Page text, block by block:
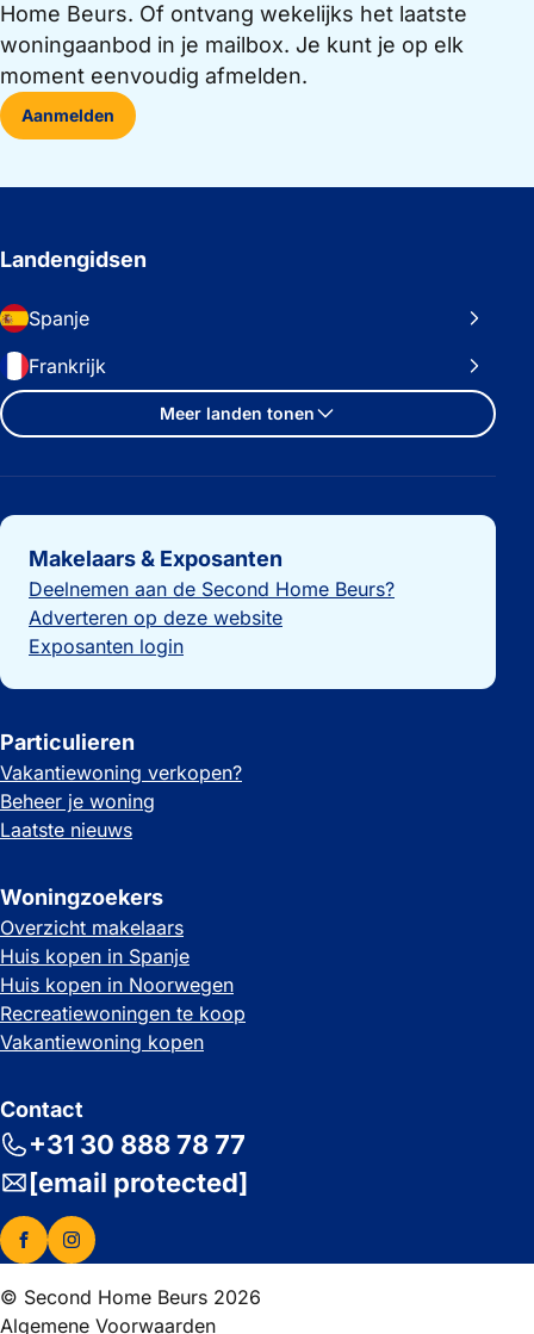
Home Beurs. Of ontvang wekelijks het laatste
woningaanbod in je mailbox. Je kunt je op elk
moment eenvoudig afmelden.
Aanmelden
Landengidsen
Spanje
Frankrijk
Meer landen tonen
Belangrijke links
Makelaars & Exposanten
Deelnemen aan de Second Home Beurs?
Adverteren op deze website
Exposanten login
Particulieren
Vakantiewoning verkopen?
Beheer je woning
Laatste nieuws
Woningzoekers
Overzicht makelaars
Huis kopen in Spanje
Huis kopen in Noorwegen
Recreatiewoningen te koop
Vakantiewoning kopen
Contact
+31 30 888 78 77
[email protected]
© Second Home Beurs 2026
Algemene Voorwaarden